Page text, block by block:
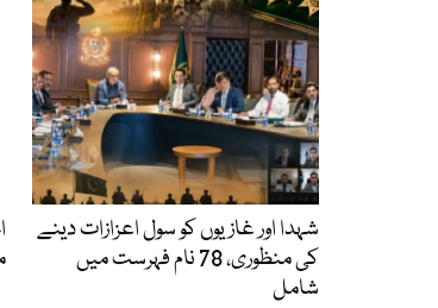
شہدا اور غازیوں کو سول اعزازات دینے
کی منظوری، 78 نام فہرست میں
شامل